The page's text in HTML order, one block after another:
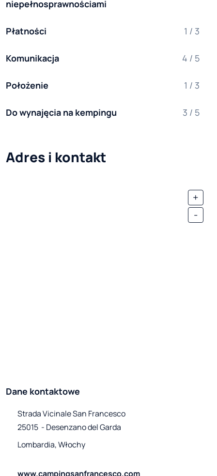
niepełnosprawnościami
Płatności 1 / 3
Komunikacja 4 / 5
Położenie 1 / 3
Do wynajęcia na kempingu 3 / 5
Adres i kontakt
+
-
Dane kontaktowe
Strada Vicinale San Francesco
25015  - Desenzano del Garda
Lombardia, Włochy
www.campingsanfrancesco.com